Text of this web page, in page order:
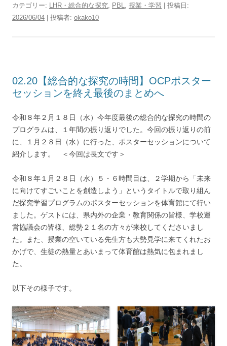
カテゴリー: LHR・総合的な探究, PBL, 授業・学習 | 投稿日:
2026/06/04
投稿者: okako10
02.20【総合的な探究の時間】OCPポスター
セッションを終え最後のまとめへ
令和８年２月１８日（水）今年度最後の総合的な探究の時間の
プログラムは、１年間の振り返りでした。今回の振り返りの前
に、１月２８日（水）に行った、ポスターセッションについて
紹介します。 ＜今回は長文です＞
令和８年１月２８日（水）５・６時間目は、２学期から「未来
に向けてすごいことを創造しよう」というタイトルで取り組ん
だ探究学習プログラムのポスターセッションを体育館にて行い
ました。ゲストには、県内外の企業・教育関係の皆様、学校運
営協議会の皆様、総勢２１名の方々が来校してくださいまし
た。また、授業の空いている先生方も大勢見学に来てくれたお
かげで、生徒の熱量とあいまって体育館は熱気に包まれまし
た。
以下その様子です。